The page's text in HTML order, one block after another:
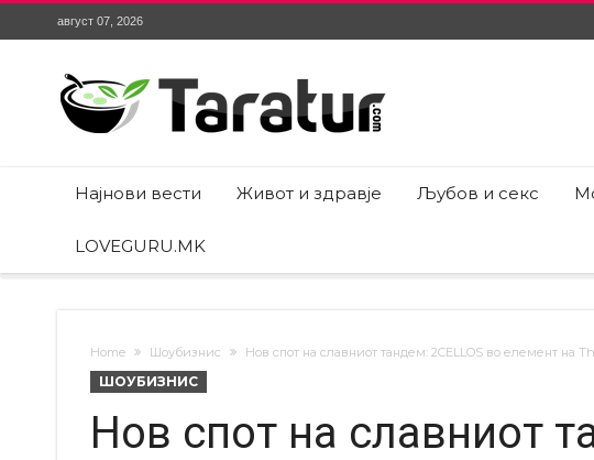
август 07, 2026
Најнови вести Живот и здравје Љубов и секс
LOVEGURU.MK
Home Шоубизнис Нов спот на славниот тандем: 2CELLOS во елемент на
ШОУБИЗНИС
Нов спот на славниот